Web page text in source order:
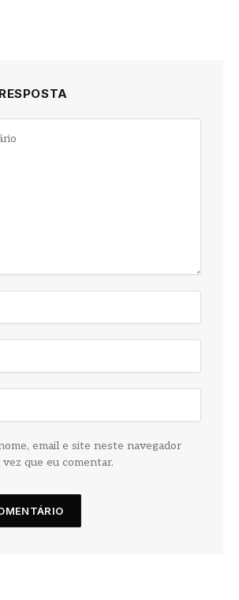
email e site neste navegador
que eu comentar.